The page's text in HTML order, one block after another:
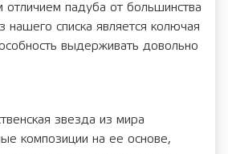
падуба от большинства
нашего списка является колючая
выдерживать довольно
звезда из мира
композиции на ее основе,